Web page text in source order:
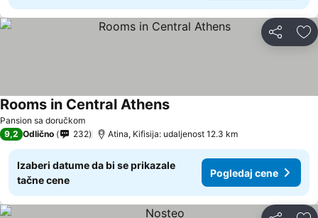
Deli
Pansion sa doručkom
Rooms in Central AthensPogledaj cene
9,2 Odlično 232 Atina, Kifisija: udaljenost 12.3 km
Izaberi datume da bi se prikazale
tačne cene
Pogledaj cene